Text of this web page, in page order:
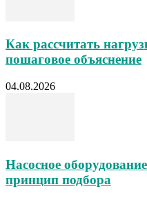
Как рассчитать
пошаговое объяснение
04.08.2026
Насосное
принцип подбора